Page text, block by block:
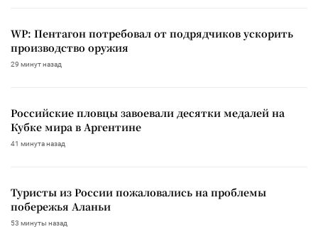
WP: Пентагон потребовал от подрядчиков ускорить
производство оружия
29 минут назад
Российские пловцы завоевали десятки медалей на
Кубке мира в Аргентине
41 минута назад
Туристы из России пожаловались на проблемы
побережья Аланьи
53 минуты назад